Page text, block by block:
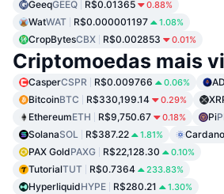
GeeqGEEQ R$0.01365 0.88%
WatWAT R$0.000001197 1.08%
CropBytesCBX R$0.002853 0.01%
Criptomoedas mais
CasperCSPR R$0.009766 0.06%
BitcoinBTC R$330,199.14 0.29%
EthereumETH R$9,750.67 0.18% Pi
SolanaSOL R$387.22 1.81% Cardano
PAX GoldPAXG R$22,128.30 0.10%
TutorialTUT R$0.7364 233.83%
HyperliquidHYPE R$280.21 1.30%